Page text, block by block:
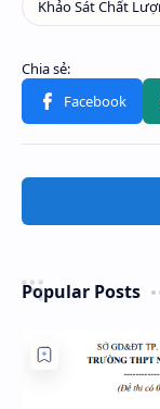
Popular Posts